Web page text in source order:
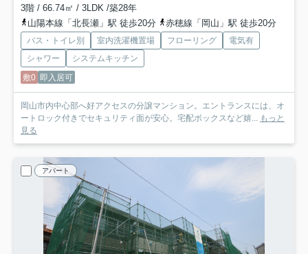
3階 / 66.74㎡ / 3LDK /築28年
山陽本線「北長瀬」駅 徒歩20分
赤穂線「岡山」駅 徒歩20分
バス・トイレ別 室内洗濯機置場 フローリング
電気有
シャワー
システムキッチン
敷0 即入居可
岡山市内中心部へ好アクセスの分譲マンション。エントランスには、オ
ートロック付きでセキュリティ面が安心。宅配ボックスなど嬉... もっと
見る
アパート